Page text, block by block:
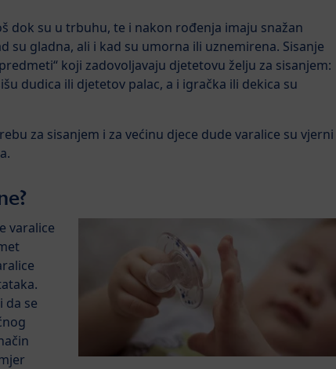
dok su u trbuhu, te i nakon rođenja imaju snažan
su gladna, ali i kad su umorna ili uznemirena. Sisanje
koji zadovoljavaju djetetovu želju za sisanjem:
dudica ili djetetov palac, a i igračka ili dekica su
za sisanjem i za većinu djece dude varalice su vjerni
varalice
da se